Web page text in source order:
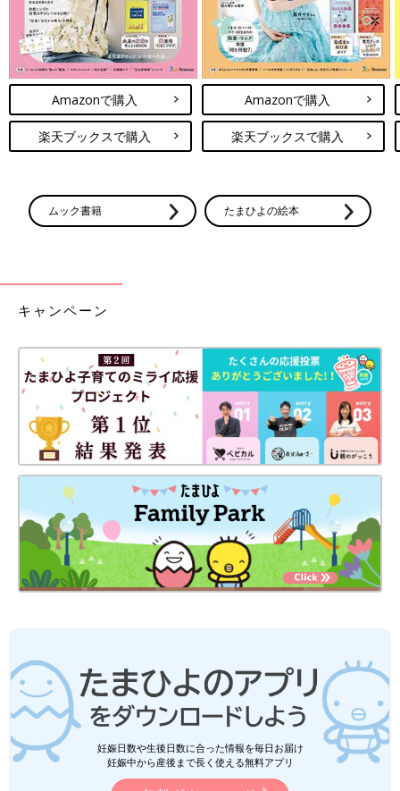
Amazonで購入
楽天ブックスで購入
Amazonで購入
楽天ブックスで購入
ムック書籍 たまひよの絵本
キャンペーン
妊娠日数や生後日数に合った情報を毎日お届け
妊娠中から産後まで長く使える無料アプリ